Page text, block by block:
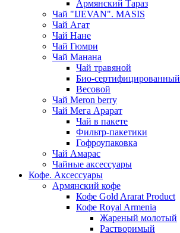
Армянский Тараз
Чай "IJEVAN". MASIS
Чай Агат
Чай Нане
Чай Гюмри
Чай Манана
Чай травяной
Био-сертифицированный
Весовой
Чай Meron berry
Чай Мега Арарат
Чай в пакете
Фильтр-пакетики
Гофроупаковка
Чай Амарас
Чайные аксессуары
Кофе. Аксессуары
Армянский кофе
Кофе Gold Ararat Product
Кофе Royal Armenia
Жареный молотый
Растворимый